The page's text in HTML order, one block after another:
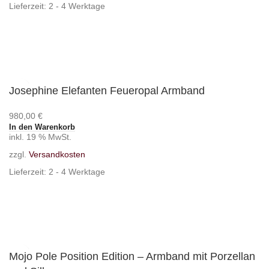
Lieferzeit: 2 - 4 Werktage
Josephine Elefanten Feueropal Armband
980,00 €
In den Warenkorb
inkl. 19 % MwSt.
zzgl. Versandkosten
Lieferzeit: 2 - 4 Werktage
Mojo Pole Position Edition – Armband mit Porzellan